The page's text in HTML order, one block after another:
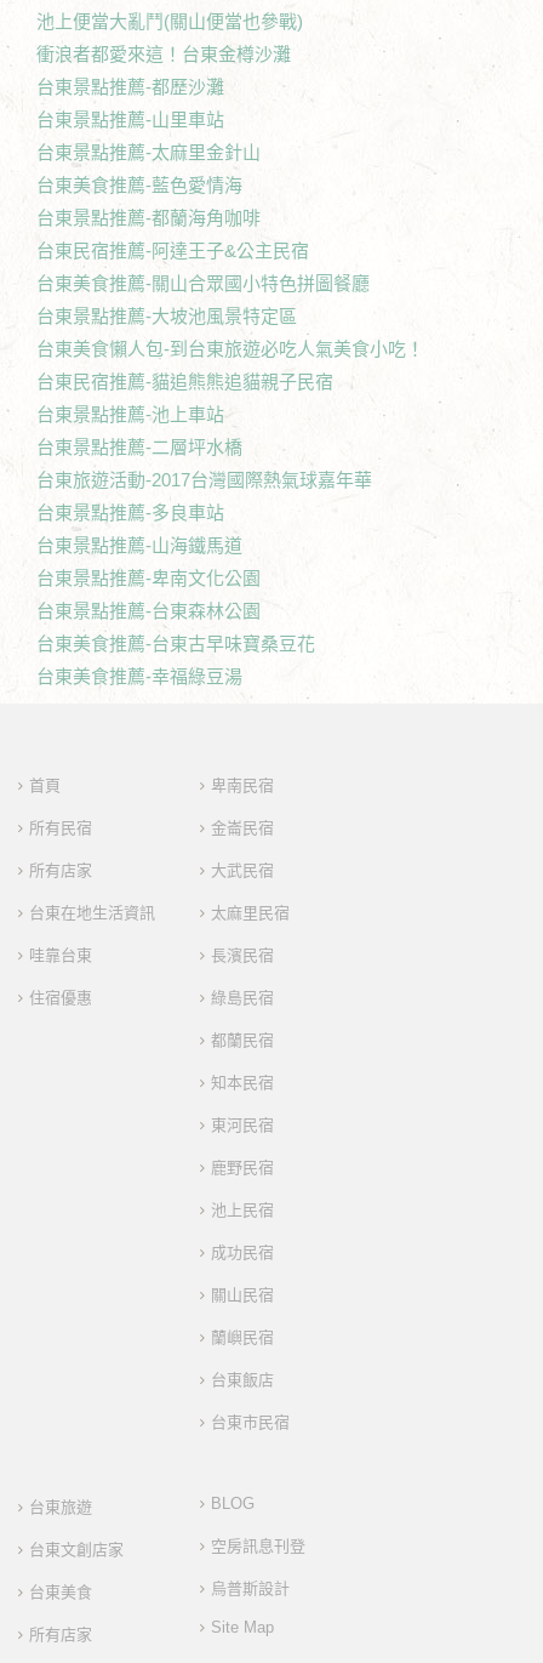
池上便當大亂鬥(關山便當也參戰)
衝浪者都愛來這！台東金樽沙灘
台東景點推薦-都歷沙灘
台東景點推薦-山里車站
台東景點推薦-太麻里金針山
台東美食推薦-藍色愛情海
台東景點推薦-都蘭海角咖啡
台東民宿推薦-阿達王子&公主民宿
台東美食推薦-關山合眾國小特色拼圖餐廳
台東景點推薦-大坡池風景特定區
台東美食懶人包-到台東旅遊必吃人氣美食小吃！
台東民宿推薦-貓追熊熊追貓親子民宿
台東景點推薦-池上車站
台東景點推薦-二層坪水橋
台東旅遊活動-2017台灣國際熱氣球嘉年華
台東景點推薦-多良車站
台東景點推薦-山海鐵馬道
台東景點推薦-卑南文化公園
台東景點推薦-台東森林公園
台東美食推薦-台東古早味寶桑豆花
台東美食推薦-幸福綠豆湯
首頁
所有民宿
所有店家
台東在地生活資訊
哇靠台東
住宿優惠
卑南民宿
金崙民宿
大武民宿
太麻里民宿
長濱民宿
綠島民宿
都蘭民宿
知本民宿
東河民宿
鹿野民宿
池上民宿
成功民宿
關山民宿
蘭嶼民宿
台東飯店
台東市民宿
台東旅遊
台東文創店家
台東美食
所有店家
BLOG
空房訊息刊登
烏普斯設計
Site Map